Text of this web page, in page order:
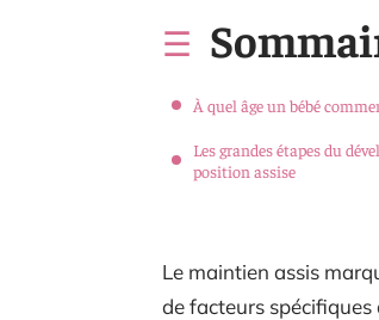
À quel âge un bébé
Les grandes étapes du
position assise
Le maintien assis
de facteurs